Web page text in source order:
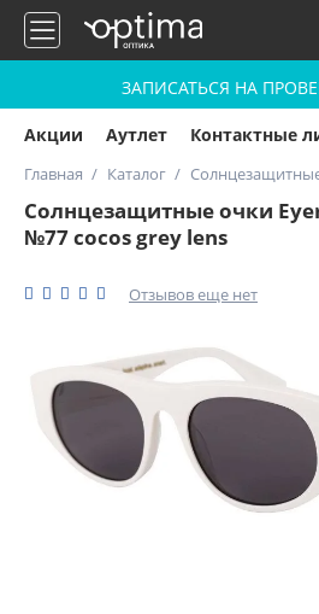
ЗАПИСАТЬСЯ НА
Акции Аутлет Контактные
Главная Каталог
Солнцезащитные очки
№77 cocos grey lens
Отзывов еще нет